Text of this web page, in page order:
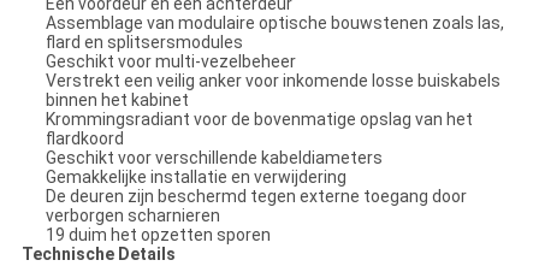
Één voordeur en één achterdeur
Assemblage van modulaire optische bouwstenen zoals las,
flard en splitsersmodules
Geschikt voor multi-vezelbeheer
Verstrekt een veilig anker voor inkomende losse buiskabels
binnen het kabinet
Krommingsradiant voor de bovenmatige opslag van het
flardkoord
Geschikt voor verschillende kabeldiameters
Gemakkelijke installatie en verwijdering
De deuren zijn beschermd tegen externe toegang door
verborgen scharnieren
19 duim het opzetten sporen
Technische Details